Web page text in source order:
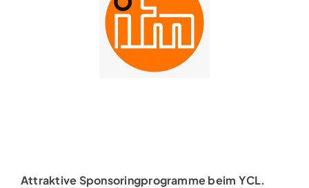
Attraktive Sponsoringprogramme beim YCL.